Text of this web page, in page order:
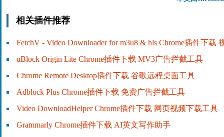
相关插件推荐
FetchV - Video Downloader for m3u8 & hls Chrome插件下载
uBlock Origin Lite Chrome插件下载 MV3广告拦截工具
Chrome Remote Desktop插件下载 谷歌远程桌面工具
Adblock Plus Chrome插件下载 免费广告拦截工具
Video DownloadHelper Chrome插件下载 网页视频下载工具
Grammarly Chrome插件下载 AI英文写作助手